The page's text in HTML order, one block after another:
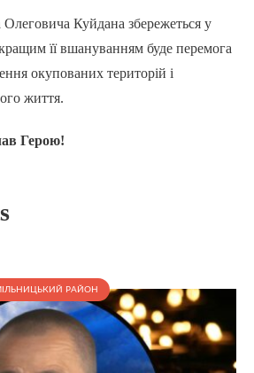
Куйдана збережеться у
її вшануванням буде перемога
окупованих територій і
життя.
Герою!
РАЙОН